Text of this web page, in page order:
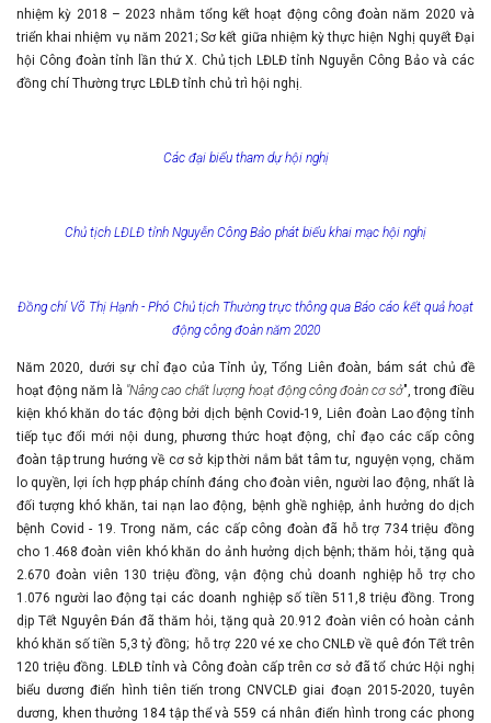
nhiệm kỳ 2018 – 2023 nhằm tổng kết hoạt động công đoàn năm 2020 và
triển khai nhiệm vụ năm 2021; Sơ kết giữa nhiệm kỳ thực hiện Nghị quyết Đại
hội Công đoàn tỉnh lần thứ X. Chủ tịch LĐLĐ tỉnh Nguyễn Công Bảo và các
đồng chí Thường trực LĐLĐ tỉnh chủ trì hội nghị.
Các đại biểu tham dự hội nghị
Chủ tịch LĐLĐ tỉnh Nguyễn Công Bảo phát biểu khai mạc hội nghị
Đồng chí Võ Thị Hạnh - Phó Chủ tịch Thường trực thông qua Báo cáo kết quả hoạt
động công đoàn năm 2020
Năm 2020, dưới sự chỉ đạo của Tỉnh ủy, Tổng Liên đoàn, bám sát chủ đề
hoạt động năm là "Nâng cao chất lượng hoạt động công đoàn cơ sở", trong điều
kiện khó khăn do tác động bởi dịch bệnh Covid-19, Liên đoàn Lao động tỉnh
tiếp tục đổi mới nội dung, phương thức hoạt động, chỉ đạo các cấp công
đoàn tập trung hướng về cơ sở kịp thời nắm bắt tâm tư, nguyện vọng, chăm
lo quyền, lợi ích hợp pháp chính đáng cho đoàn viên, người lao động, nhất là
đối tượng khó khăn, tai nạn lao động, bệnh ghề nghiệp, ảnh hưởng do dịch
bệnh Covid - 19. Trong năm, các cấp công đoàn đã hỗ trợ 734 triệu đồng
cho 1.468 đoàn viên khó khăn do ảnh hưởng dịch bệnh; thăm hỏi, tặng quà
2.670 đoàn viên 130 triệu đồng, vận động chủ doanh nghiệp hỗ trợ cho
1.076 người lao động tại các doanh nghiệp số tiền 511,8 triệu đồng. Trong
dịp Tết Nguyên Đán đã thăm hỏi, tặng quà 20.912 đoàn viên có hoàn cảnh
khó khăn số tiền 5,3 tỷ đồng; hỗ trợ 220 vé xe cho CNLĐ về quê đón Tết trên
120 triệu đồng. LĐLĐ tỉnh và Công đoàn cấp trên cơ sở đã tổ chức Hội nghị
biểu dương điển hình tiên tiến trong CNVCLĐ giai đoạn 2015-2020, tuyên
dương, khen thưởng 184 tập thể và 559 cá nhân điển hình trong các phong